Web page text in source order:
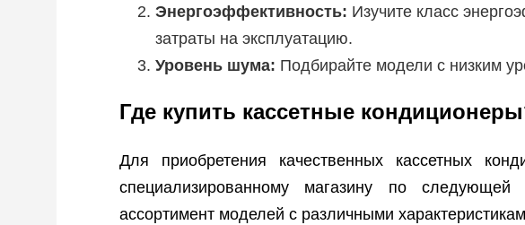
Энергоэффективность: Изучите класс
затраты на эксплуатацию.
Уровень шума: Подбирайте модели с низким
Где купить кассетные
Для приобретения качественных кассетных
специализированному магазину по
ассортимент моделей с различными